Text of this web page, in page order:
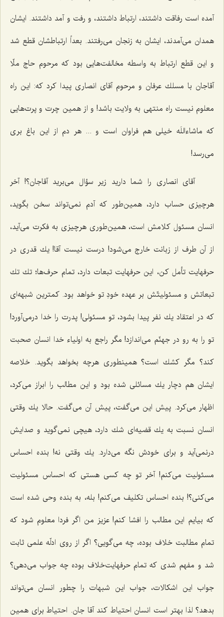
آمده است رفاقت داشتند، ارتباط داشتند، و رفت و آمد داشتند. ایشان
همدان می‌آمدند، ایشان به زنجان می‌رفتند. بعداً ارتباطشان قطع شد
و این قطع ارتباط به واسطه مخالفت‌هایی بود كه مرحوم حاج ملّا
آقاجان با مسلك عرفان و مرحوم آقای انصاری پیدا كرد كه: این راه
معلوم نیست راه منتهی به ولایت باشد! و از همین چرت و پرت‌هایی
كه ماشاءاللَه خیلی هم فراوان است و ... هر دم از این باغ بری
می‌رسد!
آقای انصاری را شما دارید زیر سؤال می‌برید آقاجان؟! آخر
هرچیزی حساب دارد، همین‌طور كه آدم نمی‌تواند سخن بگوید،
انسان مسئول كلامش است، همین‌طوری هرچیزی به فكرت می‌آید،
از آن طرف از زبانت خارج می‌شود! درست نیست آقا! یك قدری در
حرفهایت تأمل كن، این حرفهایت تبعات دارد، تمام حرف‌ها؛ تك تك
تبعاتش و مسئولیتّش بر عهده خودِ تو خواهد بود. كمترین شبهه‌ای
كه در اعتقاد یك نفر پیدا بشود، تو مسئولی! پدرت را خدا درمی‌آورد!
تو را به رو در جهنّم می‌اندازد! مگر راجع به اولیاء خدا انسان صحبت
كند؟ مگر كشك است؟ همینطوری هرچه بخواهد بگوید. خلاصه
ایشان هم دچار یك مسائلی شده بود و این مطالب را ابراز می‌كرد،
اظهار می‌كرد. پیش این می‌گفت، پیش آن می‌گفت. حالا یك وقتی
انسان نسبت به یك قضیه‌ای شك دارد، هیچی نمی‌گوید و صدایش
درنمی‌آید و برای خودش نگه می‌دارد. یك وقتی نه! بنده احساس
مسئولیت می‌كنم! آخر تو چه كسی هستی كه احساس مسئولیت
می‌كنی؟! بنده احساس تكلیف می‌كنم! بله، به بنده وحی شده است
كه بیایم این مطالب را افشا كنم! عزیز من اگر فردا معلوم شود كه
تمام مطالبت خلاف بوده، چه می‌گویی؟ اگر از روی ادلّه علمی ثابت
شد و مفهم شدی كه تمام حرفهایت‌خلاف بوده چه جواب می‌دهی؟
جواب این اشكالات، جواب این شبهات را چطور انسان می‌تواند
بدهد؟ لذا بهتر است انسان احتیاط كند آقا جان. احتیاط برای همین